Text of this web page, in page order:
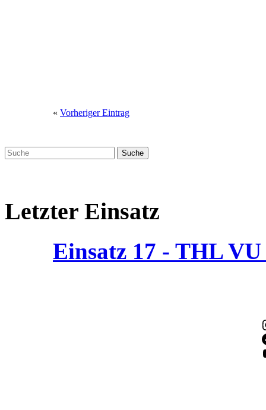
« Vorheriger Eintrag
Letzter Einsatz
Einsatz 17 - THL